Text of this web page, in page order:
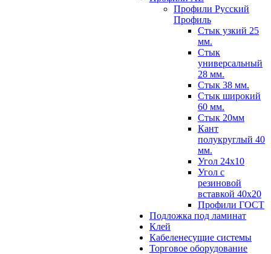
Профили Русский
Профиль
Стык узкий 25
мм.
Стык
универсальный
28 мм.
Стык 38 мм.
Стык широкий
60 мм.
Стык 20мм
Кант
полукруглый 40
мм.
Угол 24х10
Угол с
резиновой
вставкой 40х20
Профили ГОСТ
Подложка под ламинат
Клей
Кабеленесущие системы
Торговое оборудование